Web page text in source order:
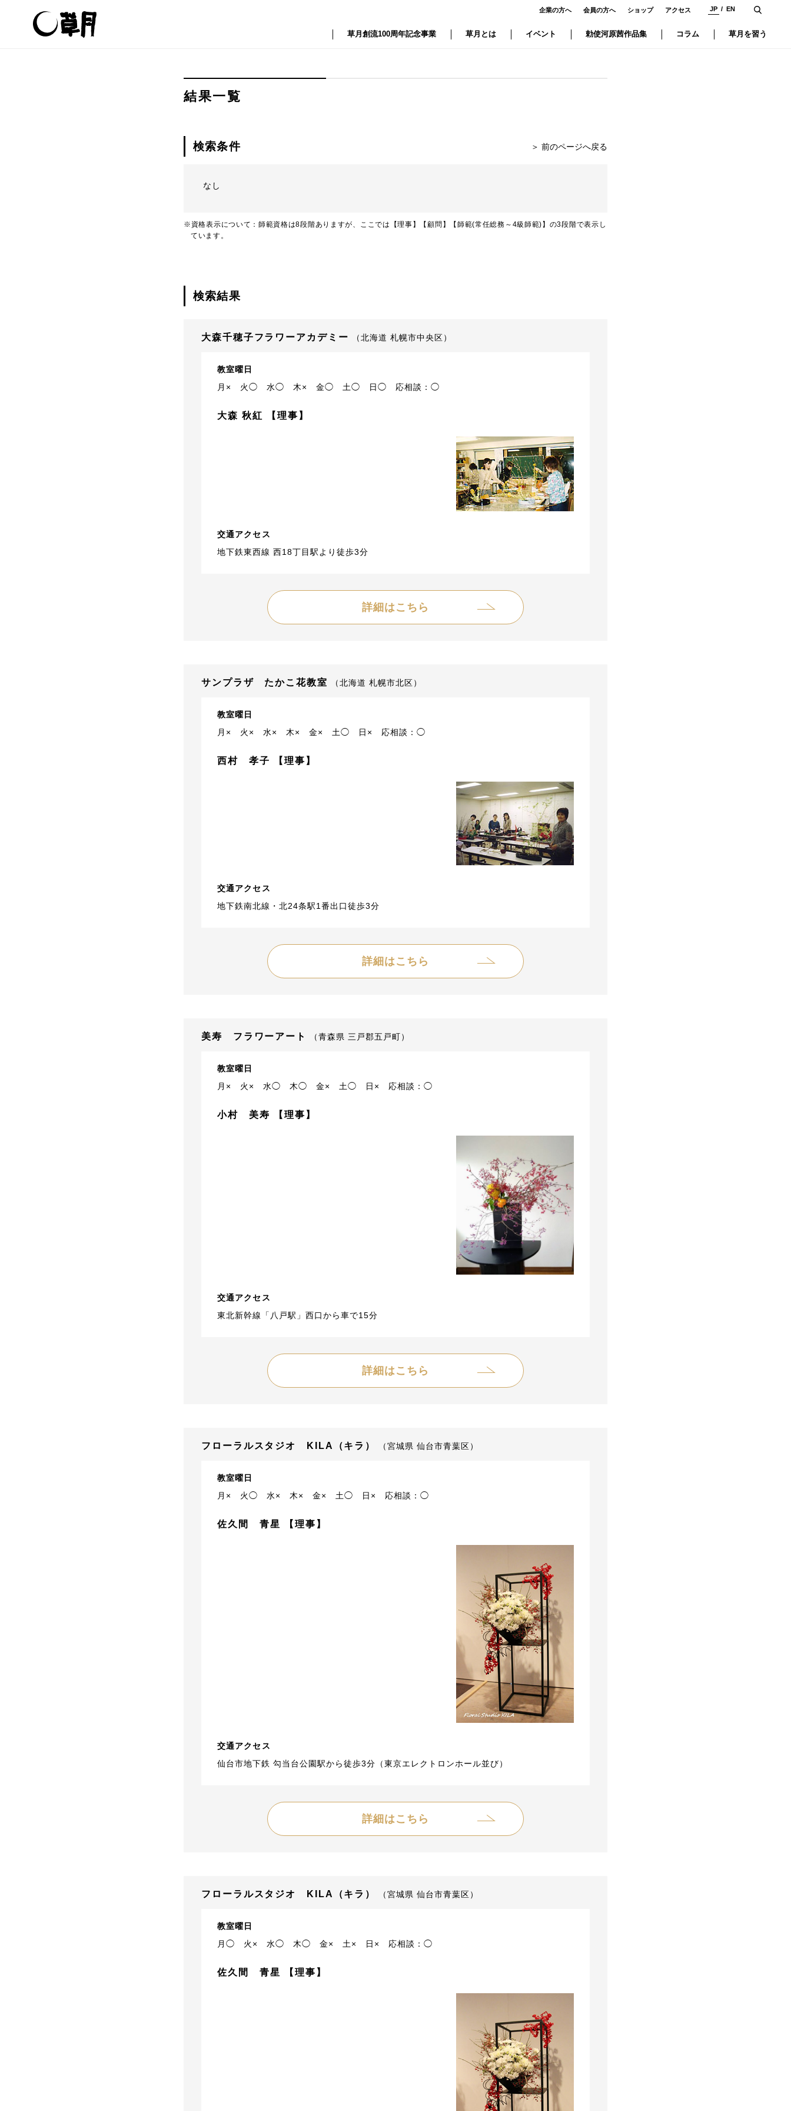
企業の方へ 会員の方へ ショップ アクセス JP EN
草月創流100周年記念事業 草月とは イベント 勅使河原茜作品集 コラム 草月を習う
結果一覧
検索条件 ＞ 前のページへ戻る
なし
※資格表示について：師範資格は8段階ありますが、ここでは【理事】【顧問】【師範(常任総務～4級師範)】の3段階で表示し
ています。
検索結果
大森千穂子フラワーアカデミー （北海道 札幌市中央区）
教室曜日
月×
火◯ 水◯ 木× 金◯ 土◯ 日◯ 応相談：◯
大森 秋紅 【理事】
交通アクセス
地下鉄東西線 西18丁目駅より徒歩3分
詳細はこちら
サンプラザ たかこ花教室 （北海道 札幌市北区）
教室曜日
月×
火× 水× 木× 金× 土◯ 日× 応相談：◯
西村 孝子 【理事】
交通アクセス
地下鉄南北線・北24条駅1番出口徒歩3分
詳細はこちら
美寿 フラワーアート （青森県 三戸郡五戸町）
教室曜日
月×
火× 水◯ 木◯ 金× 土◯ 日× 応相談：◯
小村 美寿 【理事】
交通アクセス
東北新幹線「八戸駅」西口から車で15分
詳細はこちら
フローラルスタジオ KILA（キラ） （宮城県 仙台市青葉区）
教室曜日
月×
火◯ 水× 木× 金× 土◯ 日× 応相談：◯
佐久間 青星 【理事】
交通アクセス
仙台市地下鉄 勾当台公園駅から徒歩3分（東京エレクトロンホール並び）
詳細はこちら
フローラルスタジオ KILA（キラ） （宮城県 仙台市青葉区）
教室曜日
月◯
火× 水◯ 木◯ 金× 土× 日× 応相談：◯
佐久間 青星 【理事】